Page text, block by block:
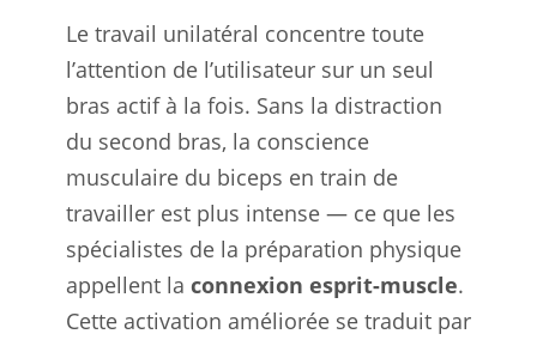
Le travail unilatéral concentre toute
l’attention de l’utilisateur sur un seul
bras actif à la fois. Sans la distraction
du second bras, la conscience
musculaire du biceps en train de
travailler est plus intense — ce que les
spécialistes de la préparation physique
appellent la connexion esprit-muscle.
Cette activation améliorée se traduit par